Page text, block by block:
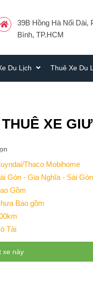
39B Hồng Hà Nối Dài,
Bình, TP.HCM
Du Lịch Thuê Xe Du
THUÊ XE
Thaco Mobihome
Gòn - Gia Nghĩa - Sài Gòn
Gồm
Bao gồm
Tài
xe này